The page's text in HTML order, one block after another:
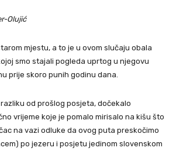
Olujić
mjestu, a to je u ovom slučaju obala
smo stajali pogleda uprtog u njegovu
prije skoro punih godinu dana.
od prošlog posjeta, dočekalo
vrijeme koje je pomalo mirisalo na kišu što
na vazi odluke da ovog puta preskočimo
po jezeru i posjetu jedinom slovenskom